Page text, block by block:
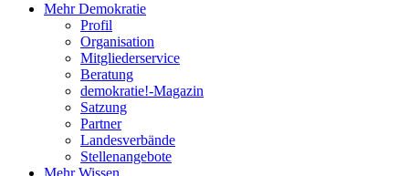
Mehr Demokratie
Profil
Organisation
Mitgliederservice
Beratung
demokratie!-Magazin
Satzung
Partner
Landesverbände
Stellenangebote
Mehr Wissen